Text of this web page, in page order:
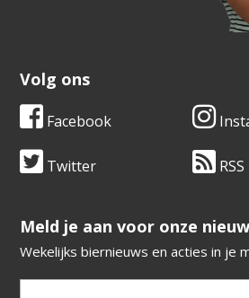
Volg ons
Facebook
Twitter RSS
​​​​​​​Meld je aan voor onze
Wekelijks biernieuws en acties in je